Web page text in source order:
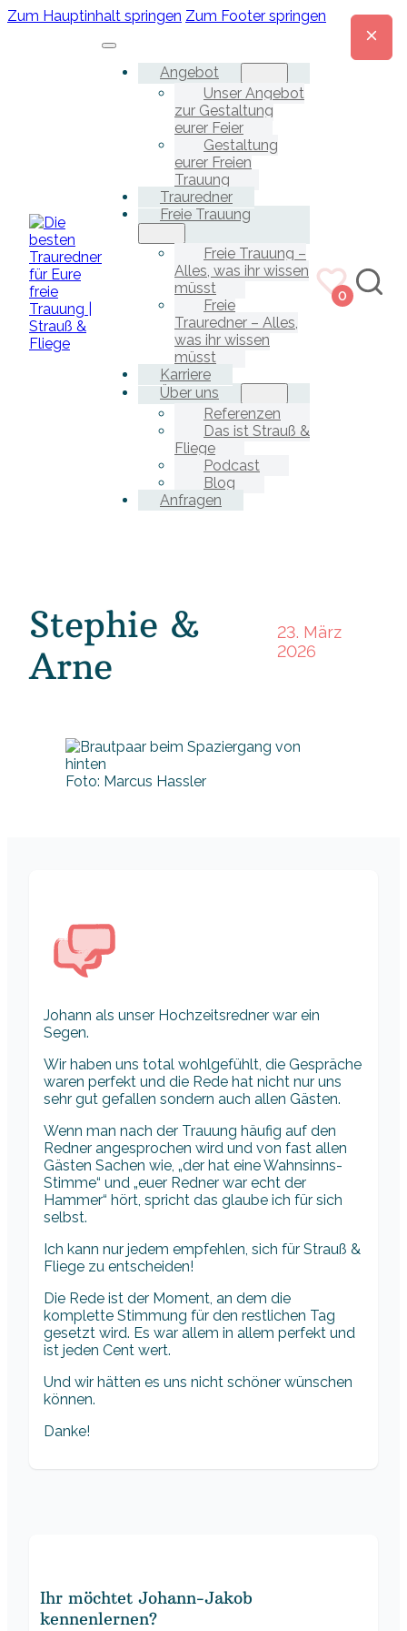
Zum Hauptinhalt springen Zum Footer springen
Angebot
Unser Angebot
zur Gestaltung
eurer Feier
Gestaltung
eurer Freien
Trauung
Trauredner
Freie Trauung
Freie Trauung –
Alles, was ihr wissen
müsst
Freie
Trauredner – Alles,
was ihr wissen
müsst
Karriere
Über uns
Referenzen
Das ist Strauß &
Fliege
Podcast
Blog
Anfragen
0
Stephie &
Arne
23. März
2026
Foto: Marcus Hassler
Johann als unser Hochzeitsredner war ein
Segen.
Wir haben uns total wohlgefühlt, die Gespräche
waren perfekt und die Rede hat nicht nur uns
sehr gut gefallen sondern auch allen Gästen.
Wenn man nach der Trauung häufig auf den
Redner angesprochen wird und von fast allen
Gästen Sachen wie, „der hat eine Wahnsinns-
Stimme“ und „euer Redner war echt der
Hammer“ hört, spricht das glaube ich für sich
selbst.
Ich kann nur jedem empfehlen, sich für Strauß &
Fliege zu entscheiden!
Die Rede ist der Moment, an dem die
komplette Stimmung für den restlichen Tag
gesetzt wird. Es war allem in allem perfekt und
ist jeden Cent wert.
Und wir hätten es uns nicht schöner wünschen
können.
Danke!
Ihr möchtet Johann-Jakob
kennenlernen?